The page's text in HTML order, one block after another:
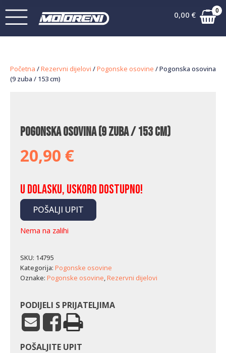
0,00 € 0
Početna /Rezervni dijelovi /Pogonske osovine / Pogonska osovina
(9 zuba / 153 cm)
Pogonska osovina (9 zuba / 153 cm)
20,90 €
U dolasku, uskoro dostupno!
POŠALJI UPIT
Nema na zalihi
SKU: 14795
Kategorija: Pogonske osovine
Oznake: Pogonske osovine,Rezervni dijelovi
PODIJELI S PRIJATELJIMA
POŠALJITE UPIT